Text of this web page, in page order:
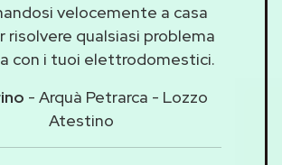
velocemente a casa
risolvere qualsiasi problema
con i tuoi elettrodomestici.
- Arquà Petrarca - Lozzo
Atestino